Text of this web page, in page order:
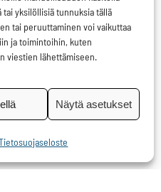
yksilöllisiä tunnuksia tällä
tai peruuttaminen voi vaikuttaa
ja toimintoihin, kuten
viestien lähettämiseen.
Näytä asetukset